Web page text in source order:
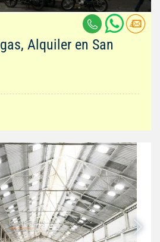
Alquiler en San